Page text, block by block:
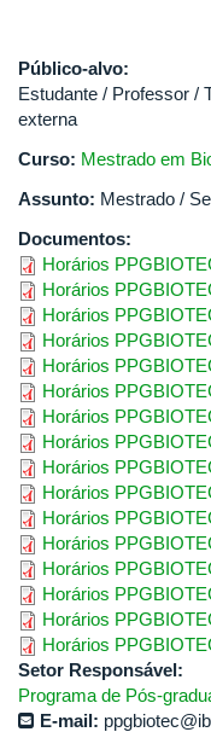
Público-alvo:
Estudante / Professor /
externa
Curso: Mestrado em
Assunto: Mestrado /
Documentos:
Horários
Horários
Horários
Horários
Horários
Horários
Horários
Horários
Horários
Horários
Horários
Horários
Horários
Horários
Horários
Horários
Setor Responsável:
Programa de Pós-
E-mail: